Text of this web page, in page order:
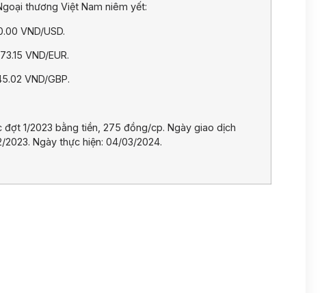
thương Việt Nam niêm yết:
VND/USD.
VND/EUR.
VND/GBP.
1/2023 bằng tiền, 275 đồng/cp. Ngày giao dịch
2023. Ngày thực hiện: 04/03/2024.